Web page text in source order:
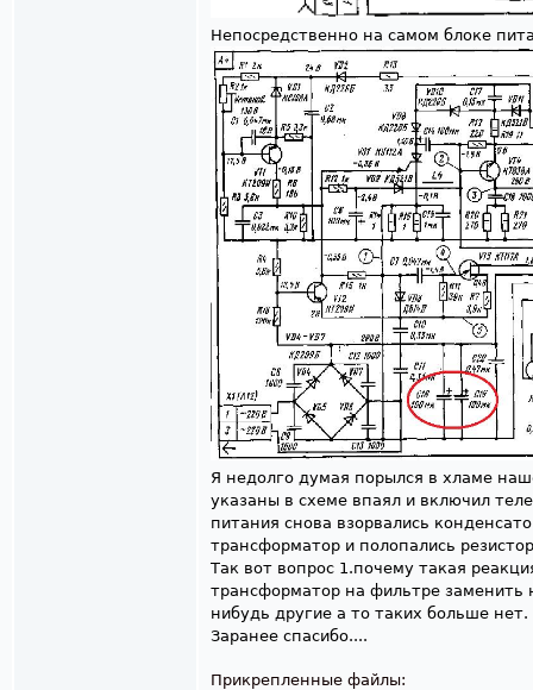
Непосредственно на самом блоке
Я недолго думая порылся в хламе
указаны в схеме впаял и включил
питания снова взорвались
трансформатор и полопались
Так вот вопрос 1.почему такая
трансформатор на фильтре заменить
нибудь другие а то таких больше нет.
Заранее спасибо....
Прикрепленные файлы: